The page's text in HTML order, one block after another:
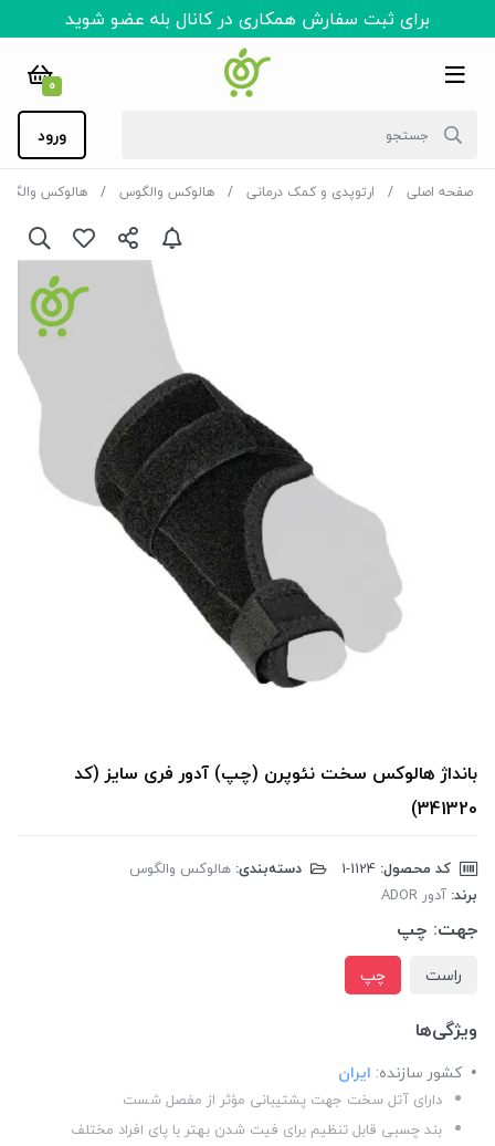
برای ثبت سفارش همکاری در کانال بله عضو شوید
0
ورود
صفحه اصلی ارتوپدی و کمک درمانی هالوکس والگوس هالوکس
بانداژ هالوکس سخت نئوپرن (چپ) آدور فری سایز (کد
341320)
کد محصول: دسته‌بندی: هالوکس والگوس
برند: آدور ADOR
جهت: چپ
راست چپ
ویژگی‌ها
کشور سازنده: ایران
دارای آتل سخت جهت پشتیبانی مؤثر از مفصل شست
بند چسبی قابل تنظیم برای فیت شدن بهتر با پای افراد مختلف